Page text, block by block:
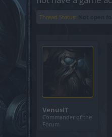
Thread Status:
VenusIT
Commander of the
Forum